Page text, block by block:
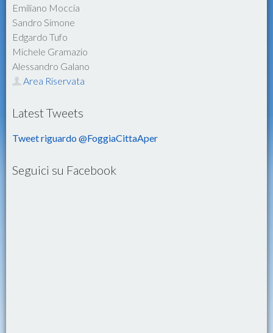
Emiliano Moccia
Sandro Simone
Edgardo Tufo
Michele Gramazio
Alessandro Galano
Area Riservata
Latest Tweets
Tweet riguardo @FoggiaCittaAper
Seguici su Facebook